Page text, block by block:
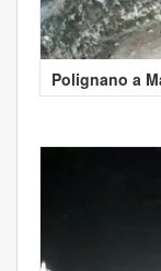
Polignano a